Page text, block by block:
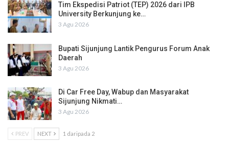
Tim Ekspedisi Patriot (TEP) 2026 dari IPB
University Berkunjung ke…
3 Agu 2026
Bupati Sijunjung Lantik Pengurus Forum Anak
Daerah
3 Agu 2026
Di Car Free Day, Wabup dan Masyarakat
Sijunjung Nikmati…
3 Agu 2026
PREV NEXT 1 daripada 2